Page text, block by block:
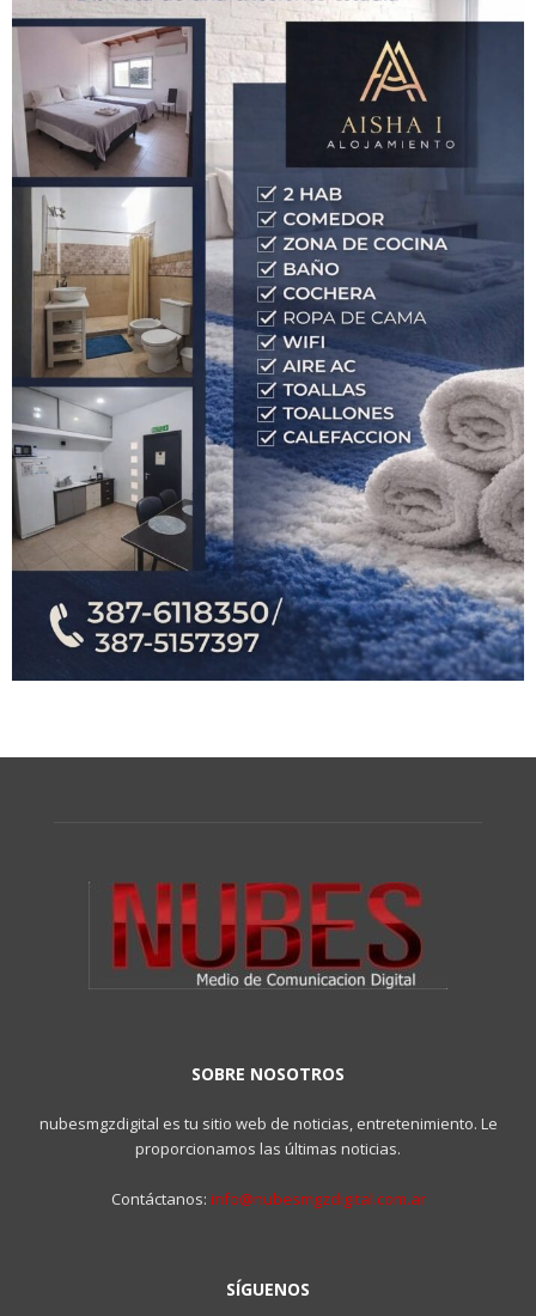
SOBRE NOSOTROS
nubesmgzdigital es tu sitio web de noticias, entretenimiento. Le
proporcionamos las últimas noticias.
Contáctanos: info@nubesmgzdigital.com.ar
SÍGUENOS